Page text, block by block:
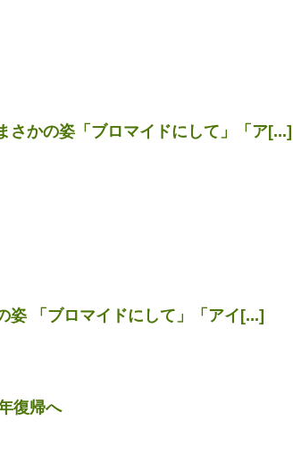
かの姿「ブロマイドにして」「ア[...]
「ブロマイドにして」「アイ[...]
復帰へ